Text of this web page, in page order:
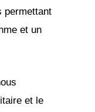
permettant
et un
et le